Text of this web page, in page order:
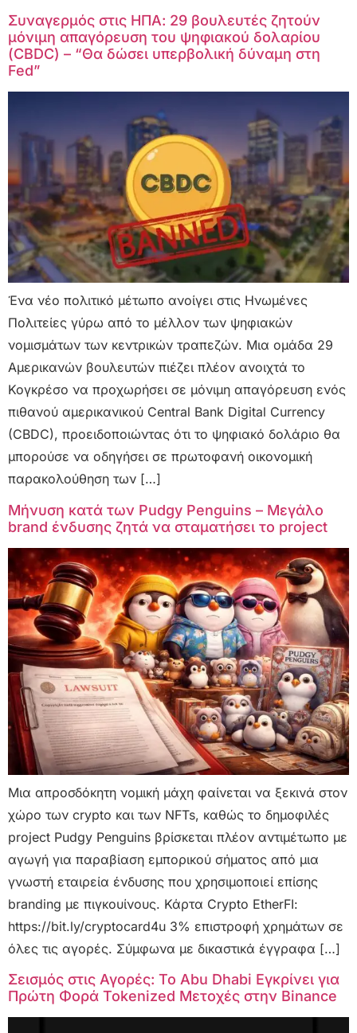
Συναγερμός στις ΗΠΑ: 29 βουλευτές ζητούν
μόνιμη απαγόρευση του ψηφιακού δολαρίου
(CBDC) – “Θα δώσει υπερβολική δύναμη στη
Fed”
Ένα νέο πολιτικό μέτωπο ανοίγει στις Ηνωμένες
Πολιτείες γύρω από το μέλλον των ψηφιακών
νομισμάτων των κεντρικών τραπεζών. Μια ομάδα 29
Αμερικανών βουλευτών πιέζει πλέον ανοιχτά το
Κογκρέσο να προχωρήσει σε μόνιμη απαγόρευση ενός
πιθανού αμερικανικού Central Bank Digital Currency
(CBDC), προειδοποιώντας ότι το ψηφιακό δολάριο θα
μπορούσε να οδηγήσει σε πρωτοφανή οικονομική
παρακολούθηση των […]
Μήνυση κατά των Pudgy Penguins – Μεγάλο
brand ένδυσης ζητά να σταματήσει το project
Μια απροσδόκητη νομική μάχη φαίνεται να ξεκινά στον
χώρο των crypto και των NFTs, καθώς το δημοφιλές
project Pudgy Penguins βρίσκεται πλέον αντιμέτωπο με
αγωγή για παραβίαση εμπορικού σήματος από μια
γνωστή εταιρεία ένδυσης που χρησιμοποιεί επίσης
branding με πιγκουίνους. Κάρτα Crypto EtherFI:
https://bit.ly/cryptocard4u 3% επιστροφή χρημάτων σε
όλες τις αγορές. Σύμφωνα με δικαστικά έγγραφα […]
Σεισμός στις Αγορές: Το Abu Dhabi Εγκρίνει για
Πρώτη Φορά Tokenized Μετοχές στην Binance